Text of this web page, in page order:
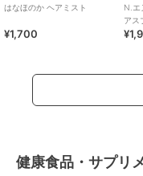
はなほのか ヘアミスト
¥1,700
N.
アス
健康食品・サプリ